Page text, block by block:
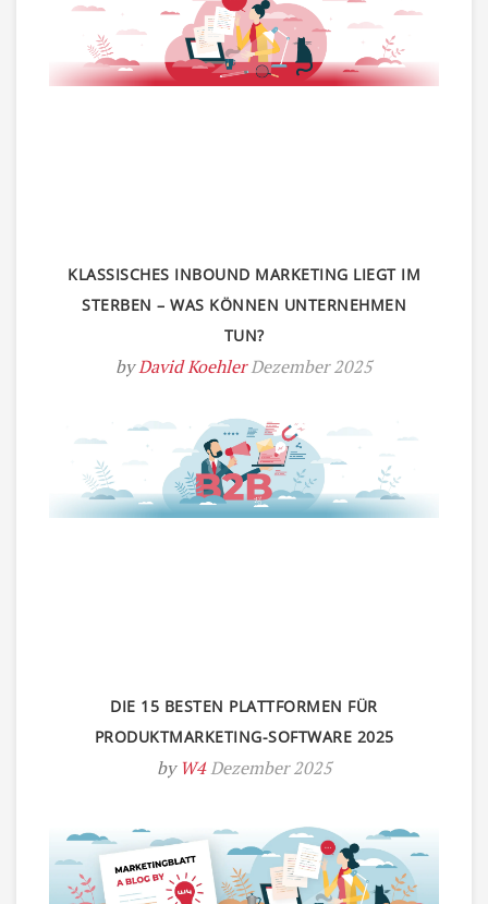
KLASSISCHES INBOUND MARKETING LIEGT IM
STERBEN – WAS KÖNNEN UNTERNEHMEN
TUN?
byDavid KoehlerDezember 2025
DIE 15 BESTEN PLATTFORMEN FÜR
PRODUKTMARKETING-SOFTWARE 2025
by W4 Dezember 2025